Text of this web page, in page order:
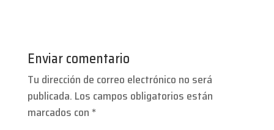
Enviar comentario
Tu dirección de correo electrónico no será
publicada. Los campos obligatorios están
marcados con*